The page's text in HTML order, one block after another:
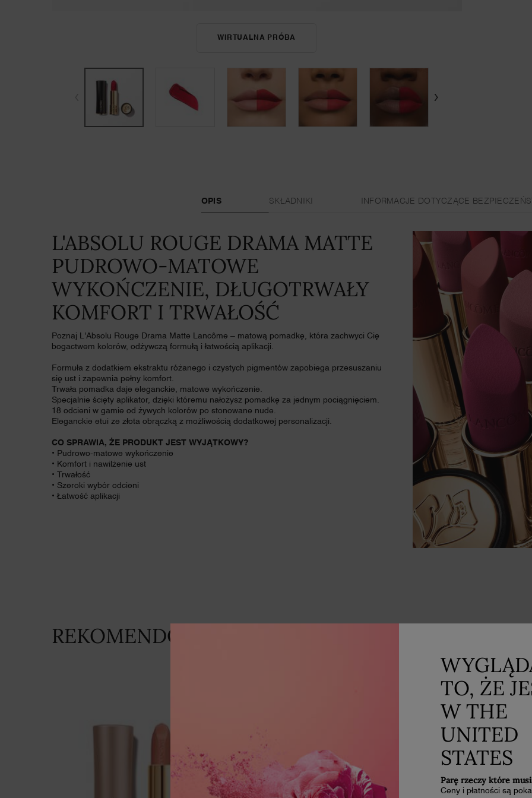
WIRTUALNA PRÓBA
OPIS SKŁADNIKI INFORMACJE DOTYCZĄCE
L'ABSOLU ROUGE DRAMA MATTE
PUDROWO-MATOWE
WYKOŃCZENIE, DŁUGOTRWAŁY
KOMFORT I TRWAŁOŚĆ
Poznaj L'Absolu Rouge Drama Matte Lancôme – matową pomadkę, która zachwyci Cię
bogactwem kolorów, odżywczą formułą i łatwością aplikacji.
Formuła z dodatkiem ekstraktu różanego i czystych pigmentów zapobiega przesuszaniu
się ust i zapewnia pełny komfort.
Trwała pomadka daje eleganckie, matowe wykończenie.
Specjalnie ścięty aplikator, dzięki któremu nałożysz pomadkę za jednym pociągnięciem.
18 odcieni w gamie od żywych kolorów po stonowane nude.
Eleganckie etui ze złota obrączką z możliwością dodatkowej personalizacji.
CO SPRAWIA, ŻE PRODUKT JEST WYJĄTKOWY?
• Pudrowo-matowe wykończenie
• Komfort i nawilżenie ust
• Trwałość
• Szeroki wybór odcieni
• Łatwość aplikacji
REKOMENDOWANE DLA CIEBIE
REKOMENDOWANE DLA CIEBIE
-
TO, ŻE
W THE
UNITED
STATES
Parę rzeczy które
Ceny i płatności są